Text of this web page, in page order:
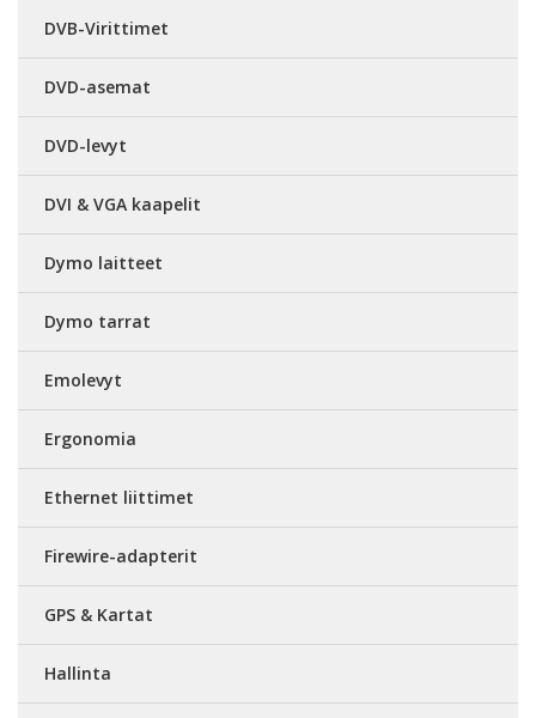
DVB-Virittimet
DVD-asemat
DVD-levyt
DVI & VGA kaapelit
Dymo laitteet
Dymo tarrat
Emolevyt
Ergonomia
Ethernet liittimet
Firewire-adapterit
GPS & Kartat
Hallinta